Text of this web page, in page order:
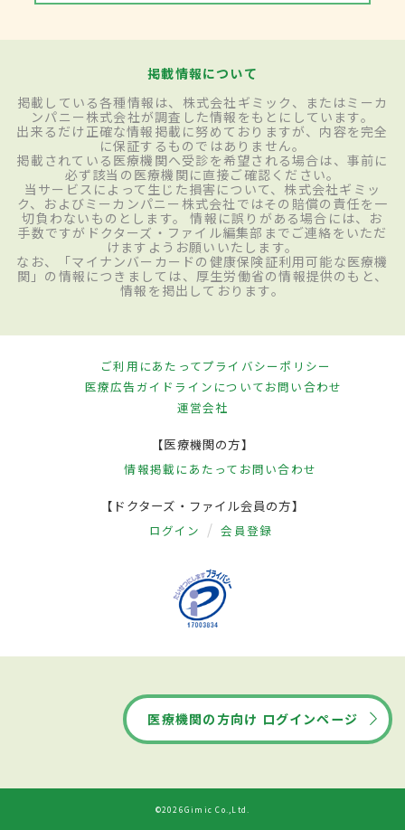
掲載情報について
掲載している各種情報は、株式会社ギミック、またはミーカ
ンパニー株式会社が調査した情報をもとにしています。
出来るだけ正確な情報掲載に努めておりますが、内容を完全
に保証するものではありません。
掲載されている医療機関へ受診を希望される場合は、事前に
必ず該当の医療機関に直接ご確認ください。
当サービスによって生じた損害について、株式会社ギミッ
ク、およびミーカンパニー株式会社ではその賠償の責任を一
切負わないものとします。 情報に誤りがある場合には、お
手数ですがドクターズ・ファイル編集部までご連絡をいただ
けますようお願いいたします。
なお、「マイナンバーカードの健康保険証利用可能な医療機
関」の情報につきましては、厚生労働省の情報提供のもと、
情報を掲出しております。
ご利用にあたってプライバシーポリシー
医療広告ガイドラインについてお問い合わせ
運営会社
【医療機関の方】
情報掲載にあたって お問い合わせ
【ドクターズ・ファイル会員の方】
ログイン 会員登録
医療機関の方向け ログインページ
©2026Gimic Co.,Ltd.